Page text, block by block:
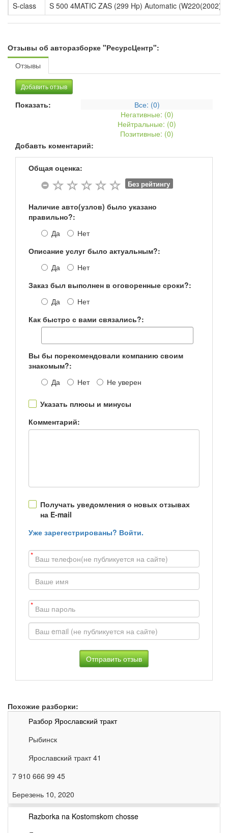
S-class
S 500 4MATIC ZAS (299 Hp) Automatic (W220(2002))
Отзывы об авторазборке "РесурсЦентр":
Отзывы
Добавить отзыв
Показать: Все: (0)
Негативные: (0)
Нейтральные: (0)
Позитивные: (0)
Добавть коментарий:
Общая оценка:
Без рейтингу
Наличие авто(узлов) было указано
правильно?:
Да
Нет
Описание услуг было актуальным?:
Да
Нет
Заказ был выполнен в оговоренные сроки?:
Да
Нет
Как быстро с вами связались?:
Вы бы порекомендовали компанию своим
знакомым?:
Да
Нет Не уверен
Указать плюсы и минусы
Комментарий:
Получать уведомления о новых отзывах
на E-mail
Уже зарегестрированы? Войти.
*
*
Похожие разборки:
Разбор Ярославский тракт
Рыбинск
Ярославский тракт 41
7 910 666 99 45
Березень 10, 2020
Razborka na Kostomskom chosse